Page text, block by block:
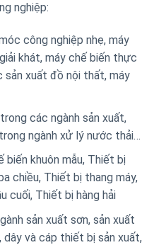
nghiệp:
công nghiệp nhẹ, máy
khát, máy chế biến thực
sản xuất đồ nội thất, máy
các ngành sản xuất,
ngành xử lý nước thải…
biến khuôn mẫu, Thiết bị
chiều, Thiết bị thang máy,
cuối, Thiết bị hàng hải
sản xuất sơn, sản xuất
và cáp thiết bị sản xuất,